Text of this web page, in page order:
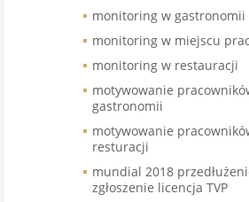
monitoring w gastronomii
monitoring w miejscu
monitoring w restauracji
motywowanie
gastronomii
motywowanie
resturacji
mundial 2018
zgłoszenie licencja TVP